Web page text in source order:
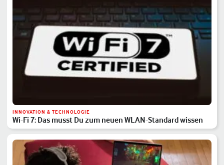
INNOVATION & TECHNOLOGIE
Wi-Fi 7: Das musst Du zum neuen WLAN-Standard wissen